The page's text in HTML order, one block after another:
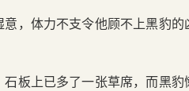
，体力不支令他顾不上黑豹
板上已多了一张草席，而黑